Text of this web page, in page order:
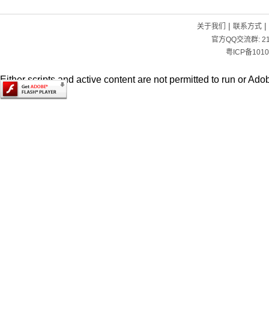
关于我们 | 联系方式|
官方QQ交流群:
粤ICP备
Either scripts and active content are not permitted to run or